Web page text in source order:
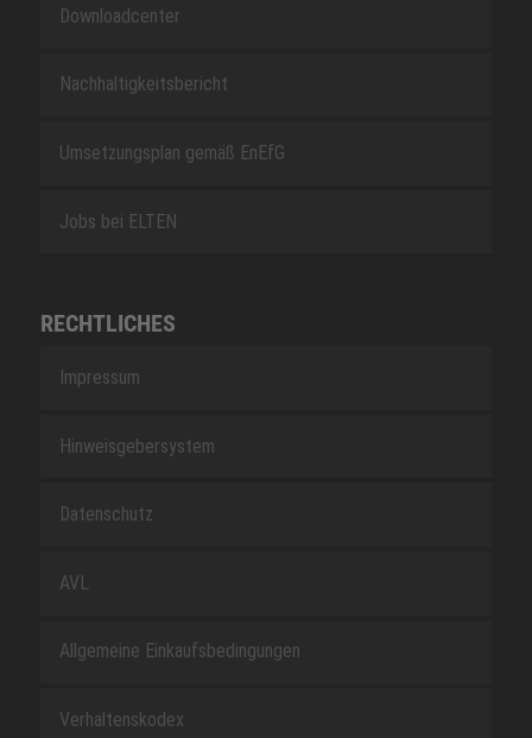
Downloadcenter
Nachhaltigkeitsbericht
Umsetzungsplan gemäß EnEfG
Jobs bei ELTEN
RECHTLICHES
Impressum
Hinweisgebersystem
Datenschutz
AVL
Allgemeine Einkaufsbedingungen
Verhaltenskodex